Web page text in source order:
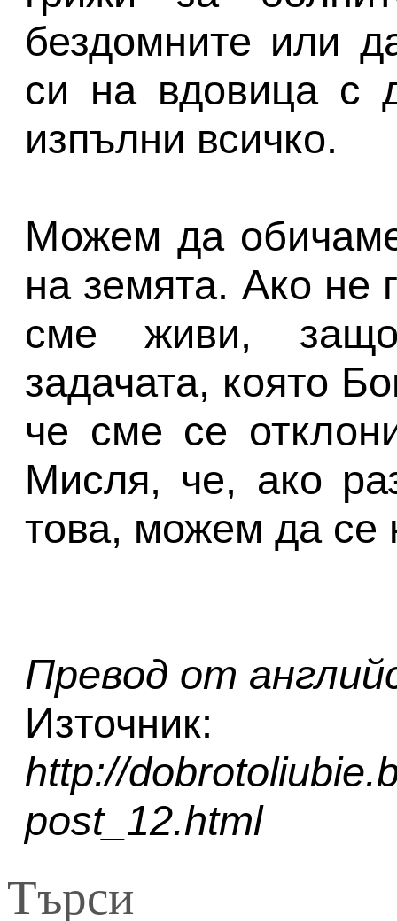
бездомните или
си на вдовица с
изпълни всичко.
Можем да
на земята. Ако не
сме живи,
задачата, която
че сме се
Мисля, че, ако
това, можем да се
Превод от
Източник:
http://
post_12.html
Търси